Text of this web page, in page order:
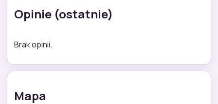
Opinie (ostatnie)
Brak opinii.
Mapa